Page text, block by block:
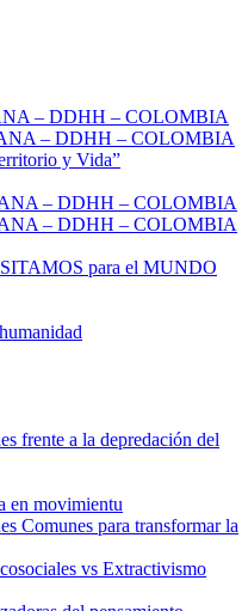
– DDHH – COLOMBIA
– DDHH – COLOMBIA
y Vida”
– DDHH – COLOMBIA
– DDHH – COLOMBIA
para el MUNDO
frente a la depredación del
en movimientu
Comunes para transformar la
vs Extractivismo